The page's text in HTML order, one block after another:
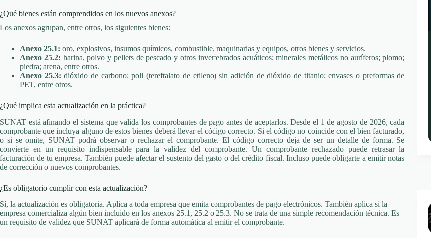
¿Qué bienes están comprendidos en los nuevos anexos?
Los anexos agrupan, entre otros, los siguientes bienes:
Anexo 25.1: oro, explosivos, insumos químicos, combustible, maquinarias y equipos, otros bienes y servicios.
Anexo 25.2: harina, polvo y pellets de pescado y otros invertebrados acuáticos; minerales metálicos no auríferos; plomo;
piedra; arena, entre otros.
Anexo 25.3:dióxido de carbono; poli (tereftalato de etileno) sin adición de dióxido de titanio; envases o preformas de
PET, entre otros.
¿Qué implica esta actualización en la práctica?
SUNAT está afinando el sistema que valida los comprobantes de pago antes de aceptarlos. Desde el 1 de agosto de 2026, cada
comprobante que incluya alguno de estos bienes deberá llevar el código correcto. Si el código no coincide con el bien facturado,
o si se omite, SUNAT podrá observar o rechazar el comprobante. El código correcto deja de ser un detalle de forma. Se
convierte en un requisito indispensable para la validez del comprobante. Un comprobante rechazado puede retrasar la
facturación de tu empresa. También puede afectar el sustento del gasto o del crédito fiscal. Incluso puede obligarte a emitir notas
de corrección o nuevos comprobantes.
¿Es obligatorio cumplir con esta actualización?
Sí, la actualización es obligatoria. Aplica a toda empresa que emita comprobantes de pago electrónicos. También aplica si la
empresa comercializa algún bien incluido en los anexos 25.1, 25.2 o 25.3. No se trata de una simple recomendación técnica. Es
un requisito de validez que SUNAT aplicará de forma automática al emitir el comprobante.